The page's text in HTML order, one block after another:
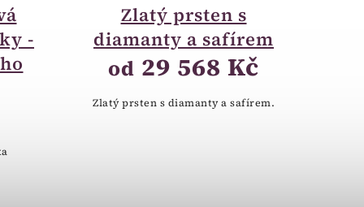
-
Zlatý prsten s
diamanty a safírem
od 29 568 Kč
Zlatý prsten s diamanty a safírem.